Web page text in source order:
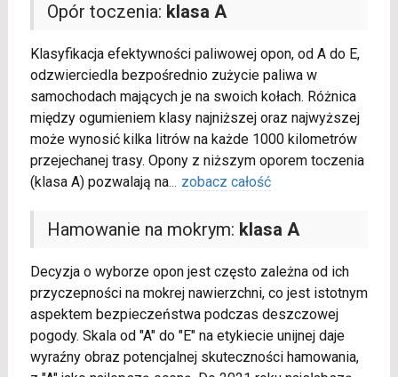
Opór toczenia: klasa A
Klasyfikacja efektywności paliwowej opon, od A do E,
odzwierciedla bezpośrednio zużycie paliwa w
samochodach mających je na swoich kołach. Różnica
między ogumieniem klasy najniższej oraz najwyższej
może wynosić kilka litrów na każde 1000 kilometrów
przejechanej trasy. Opony z niższym oporem toczenia
(klasa A) pozwalają na... zobacz całość
Hamowanie na mokrym: klasa A
Decyzja o wyborze opon jest często zależna od ich
przyczepności na mokrej nawierzchni, co jest istotnym
aspektem bezpieczeństwa podczas deszczowej
pogody. Skala od "A" do "E" na etykiecie unijnej daje
wyraźny obraz potencjalnej skuteczności hamowania,